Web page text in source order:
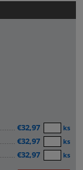
€32,97 ks
€32,97 ks
€32,97 ks